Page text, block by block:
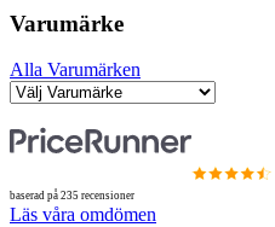
Varumärke
Alla Varumärken
baserad på 235 recensioner
Läs våra omdömen